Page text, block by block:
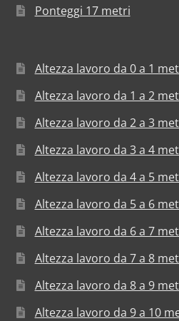
Ponteggi 17 metri
Altezza lavoro da 0 a 1
Altezza lavoro da 1 a 2
Altezza lavoro da 2 a 3
Altezza lavoro da 3 a 4
Altezza lavoro da 4 a 5
Altezza lavoro da 5 a 6
Altezza lavoro da 6 a 7
Altezza lavoro da 7 a 8
Altezza lavoro da 8 a 9
Altezza lavoro da 9 a 10